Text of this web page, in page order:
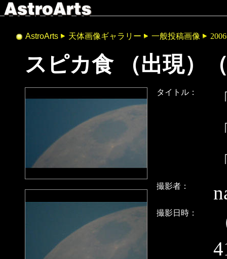
AstroArts 天体画像ギャラリー 一般投稿画像
スピカ食 （出現）
タイトル：
撮影者：
撮影日時：